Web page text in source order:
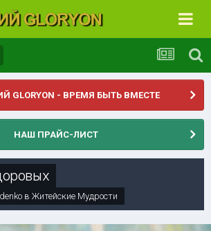
GLORYON - ВРЕМЯ БЫТЬ ВМЕСТЕ
НАШ ПРАЙС-ЛИСТ
в Житейские Мудрости